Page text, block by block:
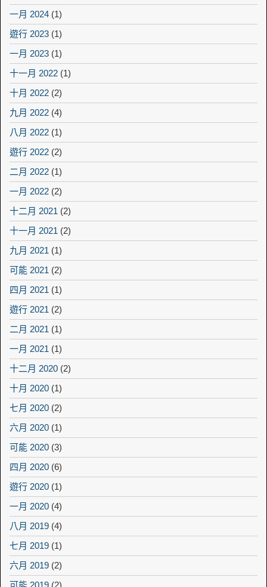
一月 2024 (1)
遊行 2023 (1)
一月 2023 (1)
十一月 2022 (1)
十月 2022 (2)
九月 2022 (4)
八月 2022 (1)
遊行 2022 (2)
二月 2022 (1)
一月 2022 (2)
十二月 2021 (2)
十一月 2021 (2)
九月 2021 (1)
可能 2021 (2)
四月 2021 (1)
遊行 2021 (2)
二月 2021 (1)
一月 2021 (1)
十二月 2020 (2)
十月 2020 (1)
七月 2020 (2)
六月 2020 (1)
可能 2020 (3)
四月 2020 (6)
遊行 2020 (1)
一月 2020 (4)
八月 2019 (4)
七月 2019 (1)
六月 2019 (2)
可能 2019 (2)